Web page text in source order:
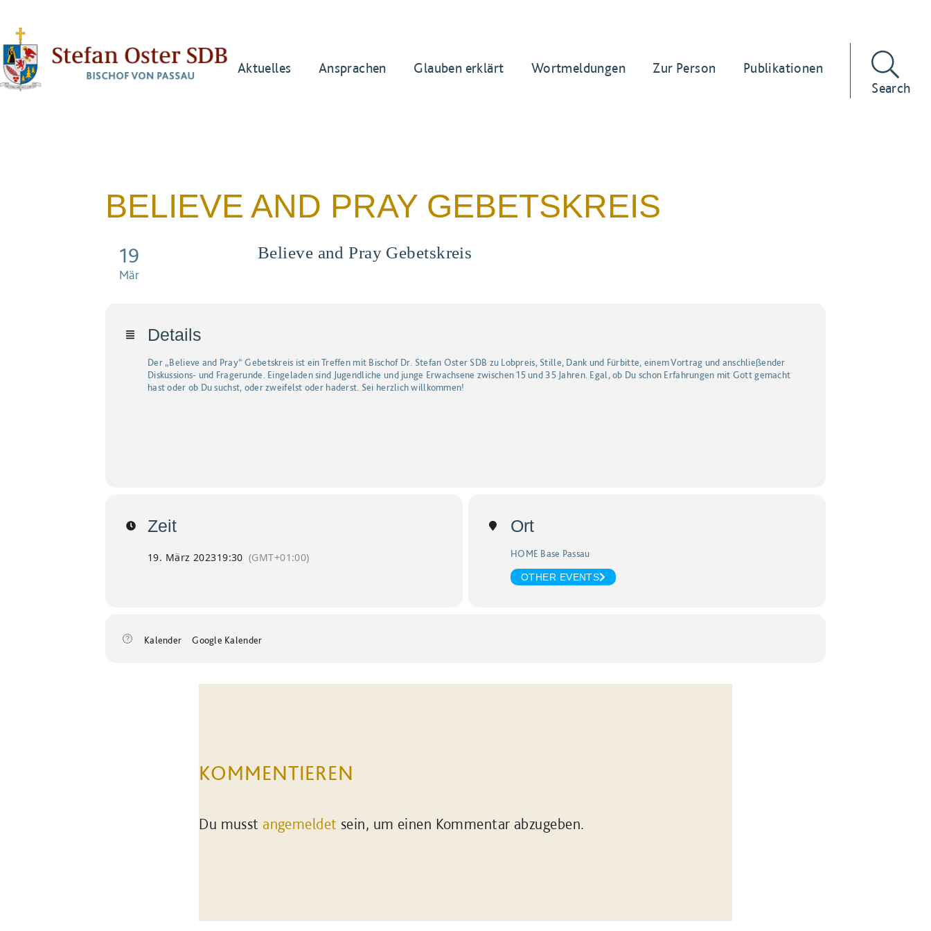
Aktuelles Ansprachen Glauben erklärt Wortmeldungen Zur Person
Publikationen
Search
BELIEVE AND PRAY GEBETSKREIS
19
Mär
Believe and Pray Gebetskreis
Details
Der „Believe and Pray“ Gebetskreis ist ein Treffen mit Bischof Dr. Stefan Oster SDB zu Lobpreis, Stille, Dank und Fürbitte, einem Vortrag und anschließender
Diskussions- und Fragerunde. Eingeladen sind Jugendliche und junge Erwachsene zwischen 15 und 35 Jahren. Egal, ob Du schon Erfahrungen mit Gott gemacht
hast oder ob Du suchst, oder zweifelst oder haderst. Sei herzlich willkommen!
Zeit
19. März 202319:30 (GMT+01:00)
Ort
HOME Base Passau
OTHER EVENTS
Kalender Google Kalender
KOMMENTIEREN
Du musstangemeldet sein, um einen Kommentar abzugeben.